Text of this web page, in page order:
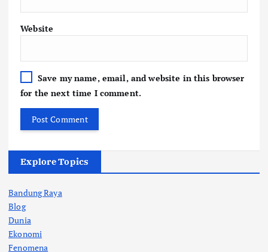
Website
Save my name, email, and website in this browser
for the next time I comment.
Explore Topics
Bandung Raya
Blog
Dunia
Ekonomi
Fenomena